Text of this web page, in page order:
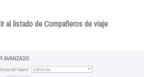
Ir al listado de Compañeros de viaje